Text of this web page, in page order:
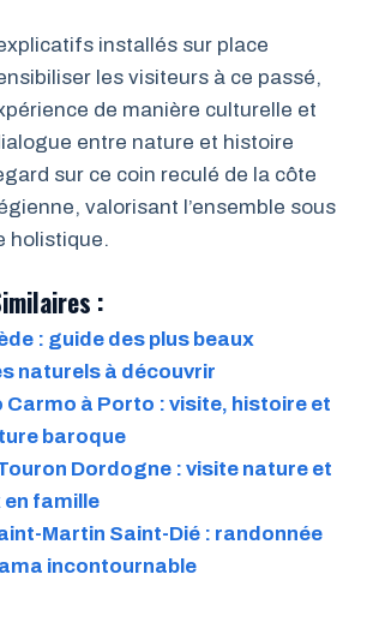
installés sur place
les visiteurs à ce passé,
de manière culturelle et
entre nature et histoire
sur ce coin reculé de la côte
valorisant l’ensemble sous
holistique.
:
: guide des plus beaux
naturels à découvrir
Carmo à Porto : visite, histoire et
baroque
Dordogne : visite nature et
famille
Martin Saint-Dié : randonnée
incontournable